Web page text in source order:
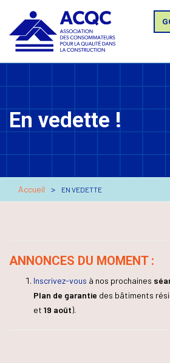
En vedette !
Accueil EN VEDETTE
ANNONCES DU MOMENT :
Inscrivez-vous à nos prochaines
Plan de garantie des bâtiments
et 19 août).